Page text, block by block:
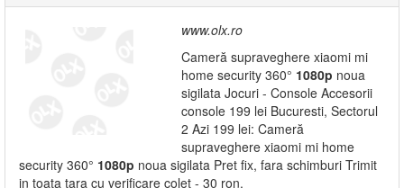
www.olx.ro
Cameră supraveghere xiaomi mi
home security 360° 1080p noua
sigilata Jocuri - Console Accesorii
console 199 lei Bucuresti, Sectorul
2 Azi 199 lei: Cameră
supraveghere xiaomi mi home
security 360° 1080p noua sigilata Pret fix, fara schimburi Trimit
in toata tara cu verificare colet - 30 ron.